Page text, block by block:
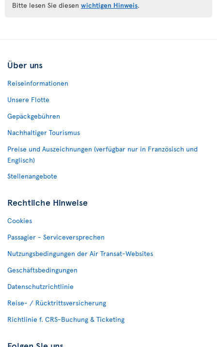
Bitte lesen Sie diesen wichtigen Hinweis.
Über uns
Reiseinformationen
Unsere Flotte
Gepäckgebühren
Nachhaltiger Tourismus
Preise und Auszeichnungen (verfügbar nur in Französisch und
Englisch)
Stellenangebote
Rechtliche Hinweise
Cookies
Passagier - Serviceversprechen
Nutzungsbedingungen der Air Transat-Websites
Geschäftsbedingungen
Datenschutzrichtlinie
Reise- / Rücktrittsversicherung
Richtlinie f. CRS-Buchung & Ticketing